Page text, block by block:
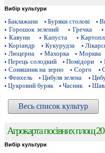
Вибір культури
• Баклажани • Буряки столові •
• Горошок зелений • Гречка •
• Кавуни • Капуста •
• Коріандр • Кукурудза •
• Люцерна • Махорка • Морква
• Перець солодкий • Помідори •
• Соняшник на зерно • Сорго •
• Фенхель • Цибуля зелена •
• Цукровий буряк • Часник •
Весь список культур
Агрокарта посівних площ
Вибір культури